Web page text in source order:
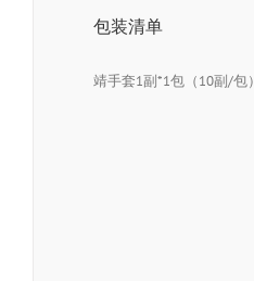
包装清单
靖手套1副*1包（10副/包）